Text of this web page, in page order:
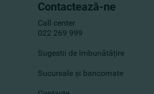
Contactează-ne
Call center
022 269 999
Sugestii de îmbunătățire
Sucursale și bancomate